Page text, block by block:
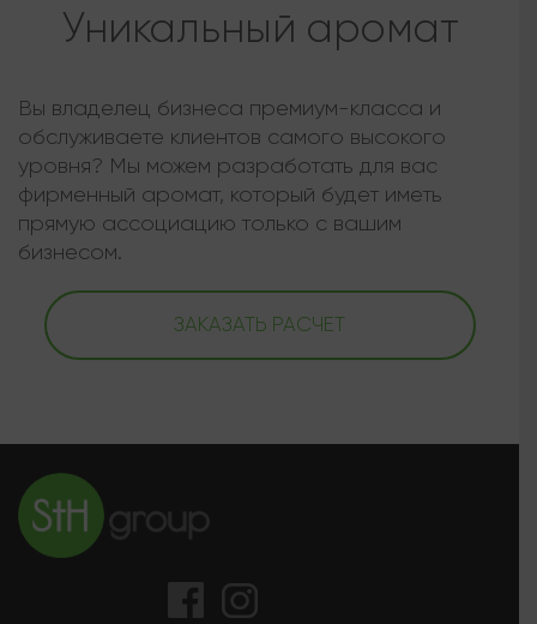
Уникальный аромат
Вы владелец бизнеса премиум-класса и
обслуживаете клиентов самого высокого
уровня? Мы можем разработать для вас
фирменный аромат, который будет иметь
прямую ассоциацию только с вашим
бизнесом.
ЗАКАЗАТЬ РАСЧЕТ